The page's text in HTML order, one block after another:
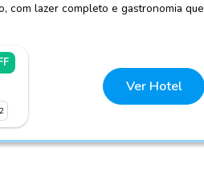
com lazer completo e gastronomia que
Ver Hotel